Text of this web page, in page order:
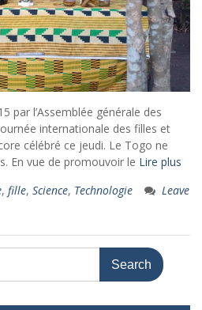
par l’Assemblée générale des
internationale des filles et
célébré ce jeudi. Le Togo ne
En vue de promouvoir le Lire plus
, fille, Science, Technologie
Leave